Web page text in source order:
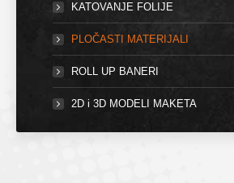
KATOVANJE FOLIJE
PLOČASTI MATERIJALI
ROLL UP BANERI
2D i 3D MODELI MAKETA